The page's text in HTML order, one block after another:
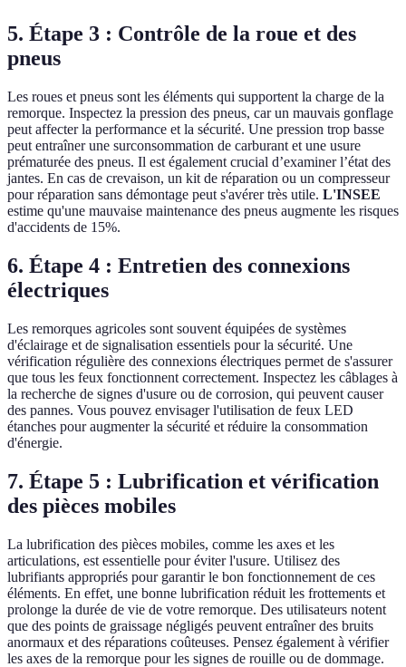
5. Étape 3 : Contrôle de la roue et des
pneus
Les roues et pneus sont les éléments qui supportent la charge de la
remorque. Inspectez la pression des pneus, car un mauvais gonflage
peut affecter la performance et la sécurité. Une pression trop basse
peut entraîner une surconsommation de carburant et une usure
prématurée des pneus. Il est également crucial d’examiner l’état des
jantes. En cas de crevaison, un kit de réparation ou un compresseur
pour réparation sans démontage peut s'avérer très utile. L'INSEE
estime qu'une mauvaise maintenance des pneus augmente les risques
d'accidents de 15%.
6. Étape 4 : Entretien des connexions
électriques
Les remorques agricoles sont souvent équipées de systèmes
d'éclairage et de signalisation essentiels pour la sécurité. Une
vérification régulière des connexions électriques permet de s'assurer
que tous les feux fonctionnent correctement. Inspectez les câblages à
la recherche de signes d'usure ou de corrosion, qui peuvent causer
des pannes. Vous pouvez envisager l'utilisation de feux LED
étanches pour augmenter la sécurité et réduire la consommation
d'énergie.
7. Étape 5 : Lubrification et vérification
des pièces mobiles
La lubrification des pièces mobiles, comme les axes et les
articulations, est essentielle pour éviter l'usure. Utilisez des
lubrifiants appropriés pour garantir le bon fonctionnement de ces
éléments. En effet, une bonne lubrification réduit les frottements et
prolonge la durée de vie de votre remorque. Des utilisateurs notent
que des points de graissage négligés peuvent entraîner des bruits
anormaux et des réparations coûteuses. Pensez également à vérifier
les axes de la remorque pour les signes de rouille ou de dommage.